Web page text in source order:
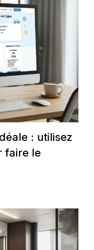
: utilisez
faire le